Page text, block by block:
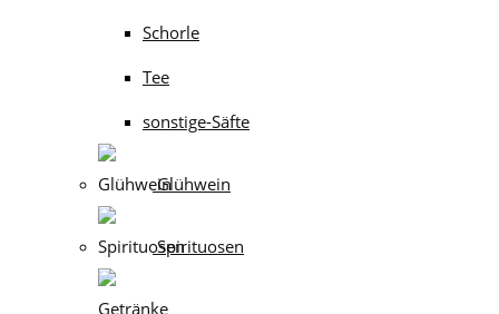
Schorle
Tee
sonstige-Säfte
Glühwein
Spirituosen